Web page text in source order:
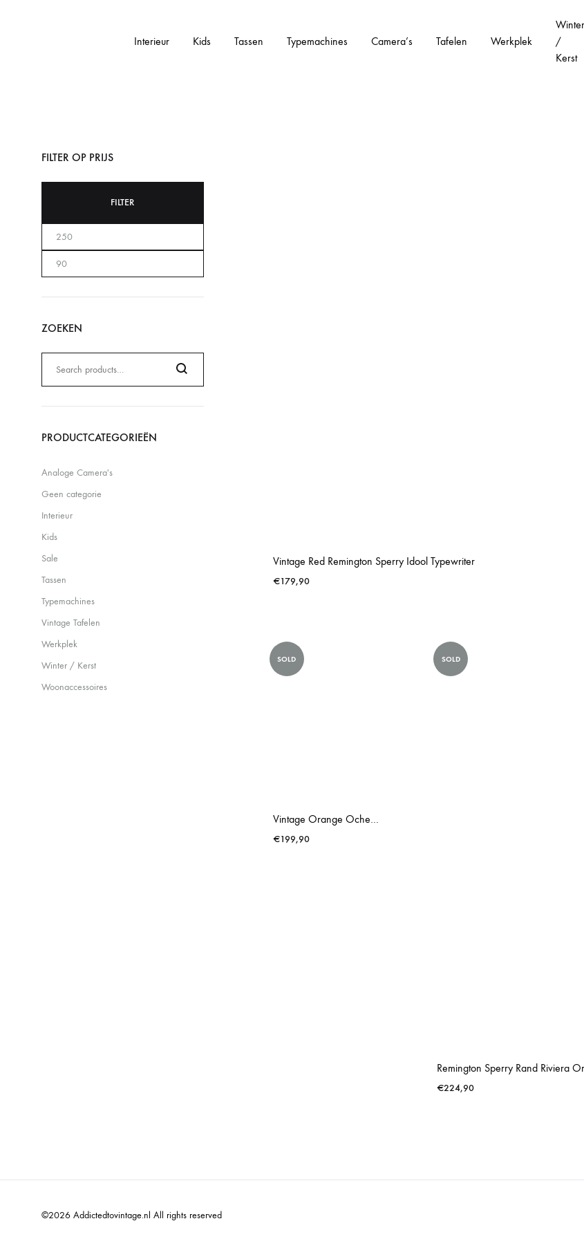
Interieur Kids Tassen Typemachines Camera’s Tafelen Werkplek
Winter
/
Kerst
Vintage Red Remington Sperry Idool Typewriter
€179,90
SOLD
Vintage Orange Ocher Remington Sperry 10/50 Typewriter Cubic
€199,90
SOLD
Remington Sperry Rand Riviera
€224,90
FILTER OP PRIJS
FILTER
ZOEKEN
naar:
Search
PRODUCTCATEGORIEËN
Analoge Camera's
Geen categorie
Interieur
Kids
Sale
Tassen
Typemachines
Vintage Tafelen
Werkplek
Winter / Kerst
Woonaccessoires
©2026 Addictedtovintage.nl All rights reserved